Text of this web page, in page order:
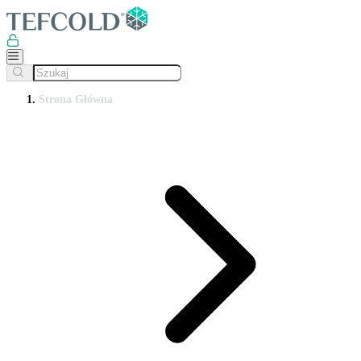
Strona Główna